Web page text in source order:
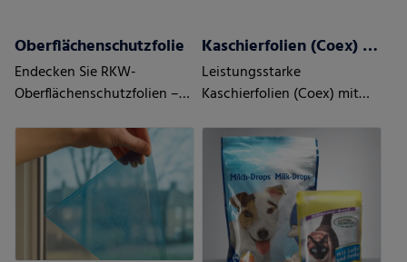
Oberflächenschutzfolie
Endecken Sie RKW-
Oberflächenschutzfolien –
Anforderungen und den
Bedarf Ihrer Kunden
Kaschierfolien (Coex) mit/ohne Barriere
Leistungsstarke
Kaschierfolien (Coex) mit